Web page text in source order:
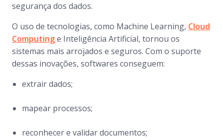
segurança dos dados.
O uso de tecnologias, como Machine Learning, Cloud
Computinge Inteligência Artificial, tornou os
sistemas mais arrojados e seguros. Com o suporte
dessas inovações, softwares conseguem:
extrair dados;
mapear processos;
reconhecer e validar documentos;